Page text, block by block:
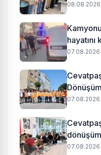
08.08.2026
hayatını
07.08.2026
başladı
07.08.2026
uzlaşı
07.08.2026